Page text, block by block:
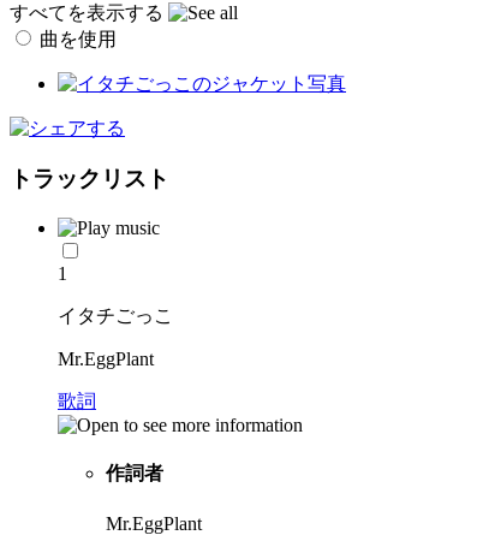
すべてを表示する
曲を使用
トラックリスト
1
イタチごっこ
Mr.EggPlant
歌詞
作詞者
Mr.EggPlant